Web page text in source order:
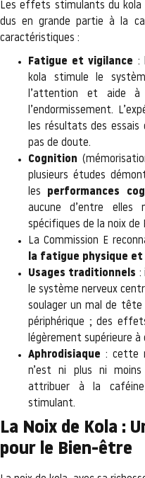
Les effets stimulants du
dus en grande partie à la
caractéristiques :
Fatigue et vigilance :
kola stimule le
l’attention et aide
l’endormissement.
les résultats des essais
pas de doute.
Cognition
plusieurs études
les
performances
aucune d’entre
spécifiques de la noix de
La Commission E
la fatigue physique
Usages traditionnels :
le système nerveux
soulager un mal de tête
périphérique ; des
légèrement supérieure à
Aphrodisiaque : cette
n’est ni plus ni
attribuer à la
stimulant.
La Noix de Kola :
pour le Bien-être